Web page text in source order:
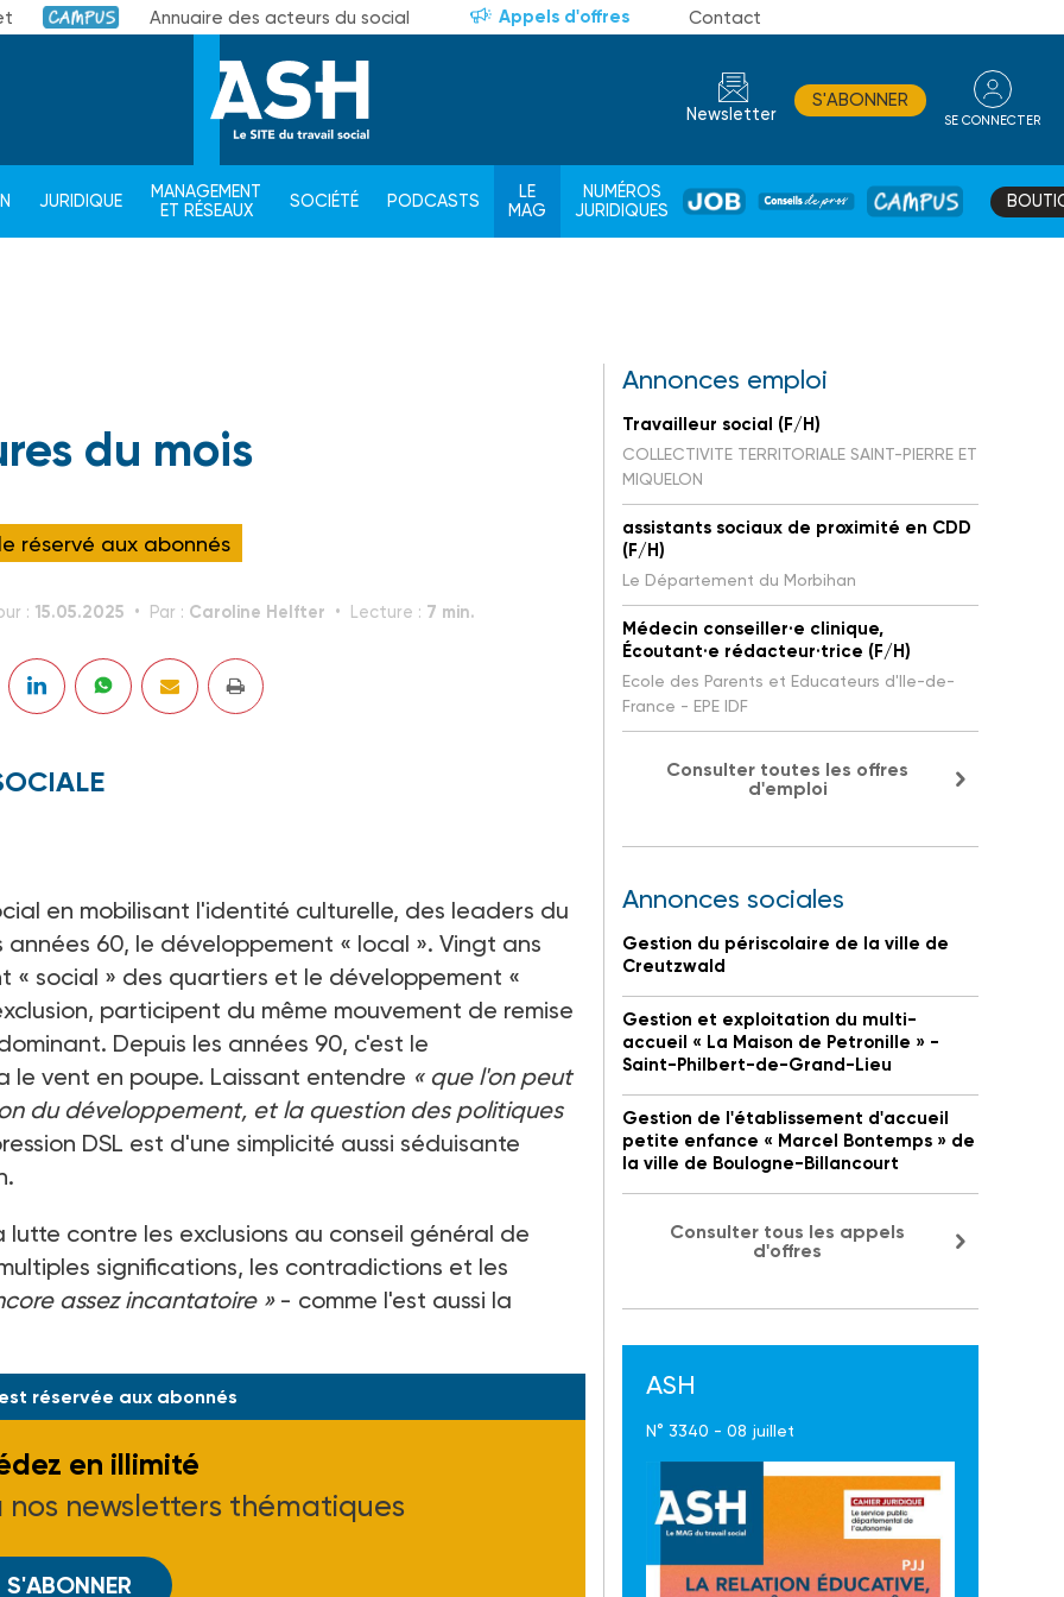
Campus Annuaire des acteurs du social Appels d'offres Contact
Newsletter
S'ABONNER
SE CONNECTER
JURIDIQUE
MANAGEMENT
ET RÉSEAUX
SOCIÉTÉ PODCASTS
LE
MAG
NUMÉROS
JURIDIQUES
JOB
DE
CAMPUS
du mois
réservé aux abonnés
: 15.05.2025 Par : Caroline Helfter Lecture : 7 min.
en mobilisant l'identité culturelle, des leaders du
60, le développement « local ». Vingt ans
« social » des quartiers et le développement «
participent du même mouvement de remise
Depuis les années 90, c'est le
le vent en poupe. Laissant entendre « que l'on peut
du développement, et la question des politiques
DSL est d'une simplicité aussi séduisante
contre les exclusions au conseil général de
significations, les contradictions et les
assez incantatoire »- comme l'est aussi la
réservée aux abonnés
en illimité
nos newsletters thématiques
S'ABONNER
Annonces emploi
Travailleur social (F/H)
COLLECTIVITE TERRITORIALE SAINT-PIERRE ET
MIQUELON
assistants sociaux de proximité en CDD
(F/H)
Le Département du Morbihan
Médecin conseiller·e clinique,
Écoutant·e rédacteur·trice (F/H)
Ecole des Parents et Educateurs d'Ile-de-
France - EPE IDF
Consulter toutes les offres
d'emploi
Annonces sociales
Gestion du périscolaire de la ville de
Creutzwald
Gestion et exploitation du multi-
accueil « La Maison de Petronille » -
Saint-Philbert-de-Grand-Lieu
Gestion de l'établissement d'accueil
petite enfance « Marcel Bontemps » de
la ville de Boulogne-Billancourt
Consulter tous les appels
d'offres
ASH
N° 3340 - 08 juillet